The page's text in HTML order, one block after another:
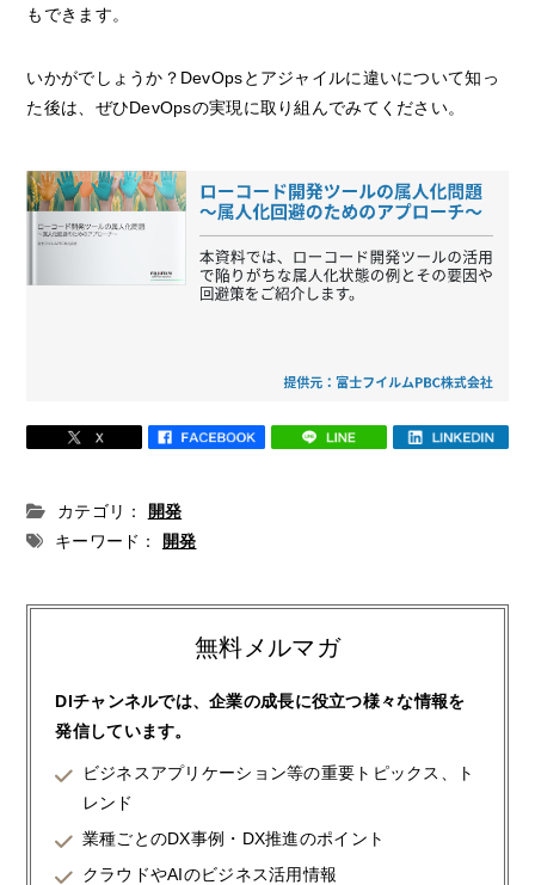
もできます。
いかがでしょうか？DevOpsとアジャイルに違いについて知っ
た後は、ぜひDevOpsの実現に取り組んでみてください。
カテゴリ：
開発
キーワード：
開発
無料メルマガ
DIチャンネルでは、企業の成長に役立つ様々な情報を
発信しています。
ビジネスアプリケーション等の重要トピックス、ト
レンド
業種ごとのDX事例・DX推進のポイント
クラウドやAIのビジネス活用情報